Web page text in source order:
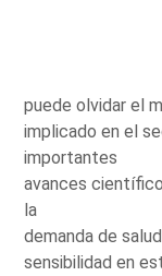
puede olvidar el
implicado en el
importantes
avances
la
demanda de
sensibilidad en